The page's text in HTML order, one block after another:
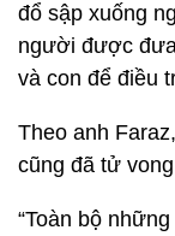
đổ sập xuống
người được
và con để điều
Theo anh
cũng đã tử
“Toàn bộ